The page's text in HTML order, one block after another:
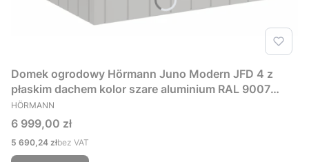
Domek ogrodowy Hörmann Juno Modern JFD 4 z
płaskim dachem kolor szare aluminium RAL 9007
229x181 cm
PRODUCENT
HÖRMANN
Cena
6 999,00 zł
Cena
5 690,24 złbez VAT